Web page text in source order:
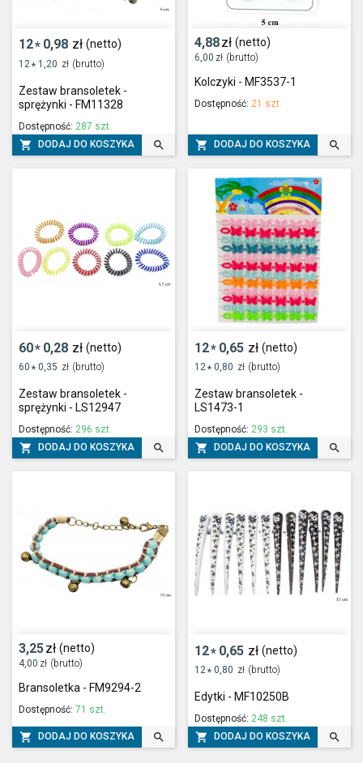
12* 0,98 zł (netto)
12* 1,20 zł (brutto)
Zestaw bransoletek -
sprężynki - FM11328
Dostępność: 287 szt.
 DODAJ DO KOSZYKA 
4,88zł (netto)
6,00 zł (brutto)
Kolczyki - MF3537-1
Dostępność: 21 szt.
 DODAJ DO KOSZYKA 
60* 0,28 zł (netto)
60 * 0,35 zł (brutto)
Zestaw bransoletek -
sprężynki - LS12947
Dostępność: 296 szt.
 DODAJ DO KOSZYKA 
12* 0,65 zł (netto)
12* 0,80 zł (brutto)
Zestaw bransoletek -
LS1473-1
Dostępność: 293 szt.
 DODAJ DO KOSZYKA 
3,25zł (netto)
4,00 zł (brutto)
Bransoletka - FM9294-2
Dostępność: 71 szt.
 DODAJ DO KOSZYKA 
12* 0,65 zł (netto)
12* 0,80 zł (brutto)
Edytki - MF10250B
Dostępność: 248 szt.
 DODAJ DO KOSZYKA 